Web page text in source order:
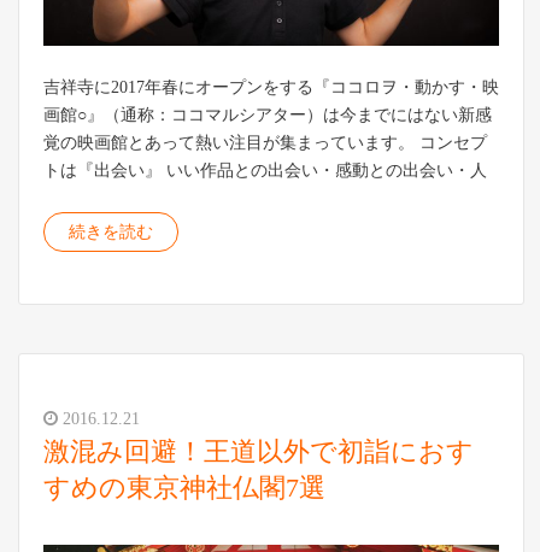
吉祥寺に2017年春にオープンをする『ココロヲ・動かす・映
画館○』（通称：ココマルシアター）は今までにはない新感
覚の映画館とあって熱い注目が集まっています。 コンセプ
トは『出会い』 いい作品との出会い・感動との出会い・人
続きを読む
2016.12.21
激混み回避！王道以外で初詣におす
すめの東京神社仏閣7選